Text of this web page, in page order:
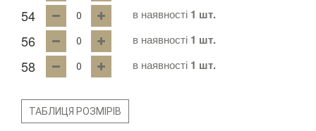
54 в наявності 1 шт.
56 в наявності 1 шт.
58 в наявності 1 шт.
ТАБЛИЦЯ РОЗМІРІВ